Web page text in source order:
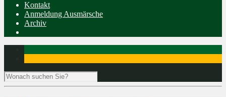
Kontakt
Anmeldung Ausmärsche
Archiv